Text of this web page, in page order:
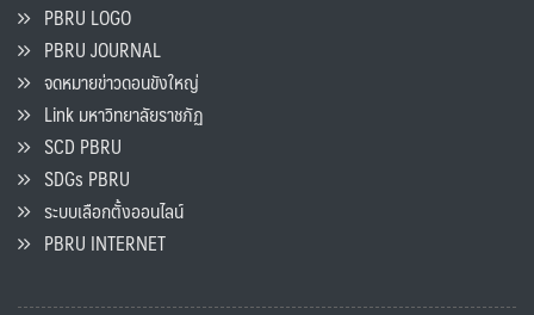
PBRU LOGO
PBRU JOURNAL
จดหมายข่าวดอนขังใหญ่
Link มหาวิทยาลัยราชภัฏ
SCD PBRU
SDGs PBRU
ระบบเลือกตั้งออนไลน์
PBRU INTERNET